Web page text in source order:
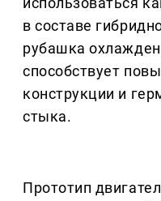
в составе
рубашка
способствует
конструкции и
стыка.
Прототип